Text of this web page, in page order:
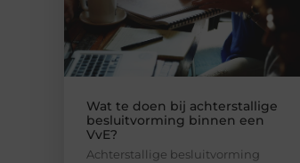
Wat te doen bij achterstallige
besluitvorming binnen een
VvE?
Achterstallige besluitvorming